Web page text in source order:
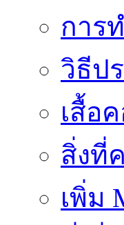
การ
วิธีป
เสื้อ
สิ่งที่
เพิ่ม